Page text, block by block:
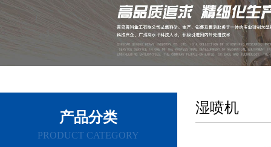
产品分类
PRODUCT CATEGORY
湿喷机